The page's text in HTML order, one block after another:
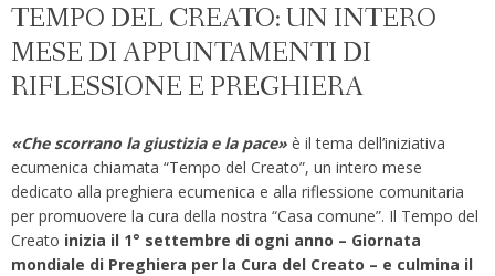
TEMPO DEL CREATO: UN INTERO
MESE DI APPUNTAMENTI DI
RIFLESSIONE E PREGHIERA
«Che scorrano la giustizia e la pace» è il tema dell’iniziativa
ecumenica chiamata “Tempo del Creato”, un intero mese
dedicato alla preghiera ecumenica e alla riflessione comunitaria
per promuovere la cura della nostra “Casa comune”. Il Tempo del
Creato inizia il 1° settembre di ogni anno – Giornata
mondiale di Preghiera per la Cura del Creato – e culmina il